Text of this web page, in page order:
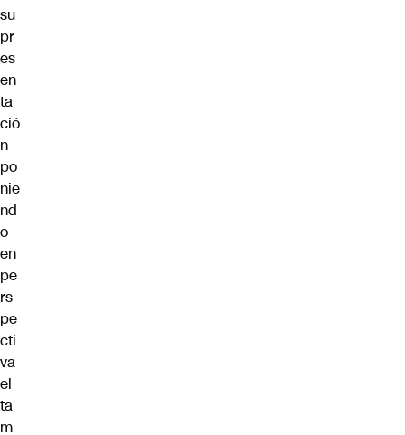
su
pr
es
en
ta
ció
n
po
nie
nd
o
en
pe
rs
pe
cti
va
el
ta
m